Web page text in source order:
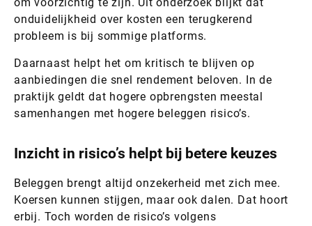
onduidelijkheid over kosten een terugkerend
probleem is bij sommige platforms.
Daarnaast helpt het om kritisch te blijven op
aanbiedingen die snel rendement beloven. In de
praktijk geldt dat hogere opbrengsten meestal
samenhangen met hogere beleggen risico’s.
Inzicht in risico’s helpt bij betere keuzes
Beleggen brengt altijd onzekerheid met zich mee.
Koersen kunnen stijgen, maar ook dalen. Dat hoort
erbij. Toch worden de risico’s volgens